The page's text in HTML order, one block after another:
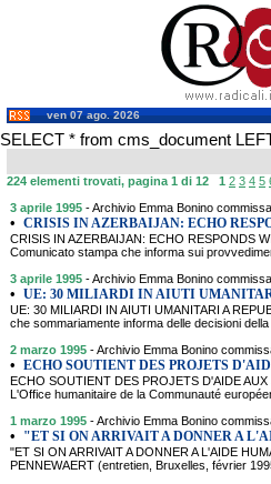
ven 07 ago. 2026
SELECT * from cms_document
224 elementi trovati, pagina 1 di 12 1 2 3 4 5
3 aprile 1995 - Archivio Emma Bonino
• CRISIS IN AZERBAIJAN: ECHO
CRISIS IN AZERBAIJAN: ECHO RESPONDS
Comunicato stampa che informa sui
3 aprile 1995 - Archivio Emma Bonino
• UE: 30 MILIARDI IN AIUTI
UE: 30 MILIARDI IN AIUTI UMANITARI A
che sommariamente informa delle decisioni
2 marzo 1995 - Archivio Emma Bonino
• ECHO SOUTIENT DES PROJETS
ECHO SOUTIENT DES PROJETS D'AIDE
L'Office humanitaire de la Communauté
1 marzo 1995 - Archivio Emma Bonino
• "ET SI ON ARRIVAIT A DONNER A
"ET SI ON ARRIVAIT A DONNER A L'AIDE
PENNEWAERT (entretien, Bruxelles, février